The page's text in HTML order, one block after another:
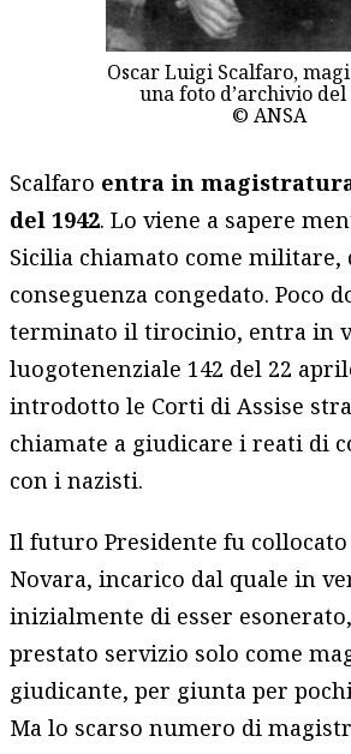
Oscar Luigi Scalfaro,
una foto d’archivio del
© ANSA
Scalfaro entra in
del 1942. Lo viene a sapere
Sicilia chiamato come militare,
conseguenza congedato. Poco
terminato il tirocinio, entra in
luogotenenziale 142 del 22
introdotto le Corti di Assise
chiamate a giudicare i reati di
con i nazisti.
Il futuro Presidente fu collocato
Novara, incarico dal quale in
inizialmente di esser
prestato servizio solo come
giudicante, per giunta per
Ma lo scarso numero di